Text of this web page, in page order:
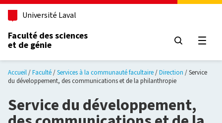
Aller au contenu principal
Université Laval
Faculté des sciences
et de génie
Accueil Faculté Services à la communauté facultaire Direction
Service
du développement, des communications et de la philanthropie
Service du développement,